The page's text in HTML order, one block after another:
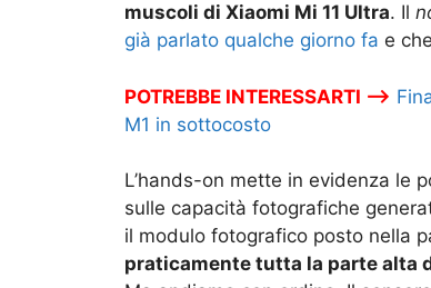
muscoli di Xiaomi Mi 11 Ultra. Il
già parlato qualche giorno fa e
POTREBBE INTERESSARTI –>
M1 in sottocosto
L’hands-on mette in evidenza le
sulle capacità fotografiche
il modulo fotografico posto nella
praticamente tutta la parte alta